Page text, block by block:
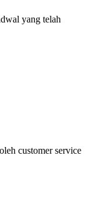
yang telah
customer service